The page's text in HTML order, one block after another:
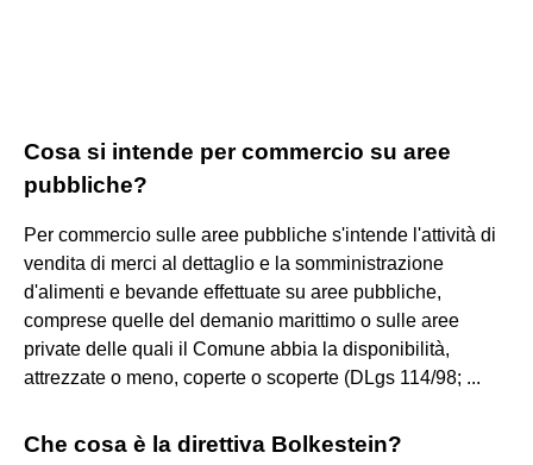
Cosa si intende per commercio su aree
pubbliche?
Per commercio sulle aree pubbliche s'intende l'attività di
vendita di merci al dettaglio e la somministrazione
d'alimenti e bevande effettuate su aree pubbliche,
comprese quelle del demanio marittimo o sulle aree
private delle quali il Comune abbia la disponibilità,
attrezzate o meno, coperte o scoperte (DLgs 114/98; ...
Che cosa è la direttiva Bolkestein?